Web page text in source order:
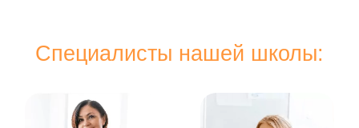
Специалисты нашей школы: